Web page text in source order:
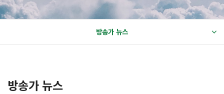
방송가 뉴스
방송가 뉴스